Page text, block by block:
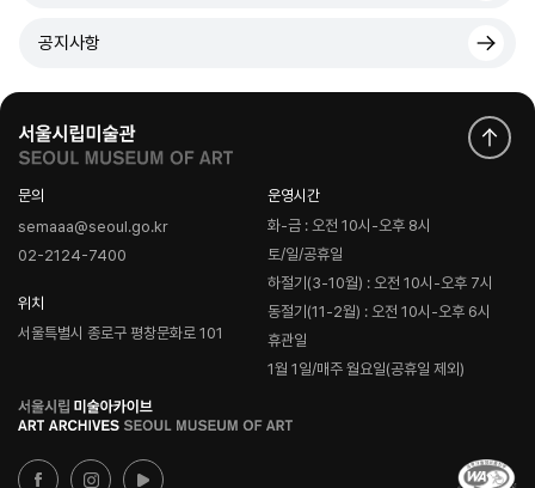
공지사항
문의
semaaa@seoul.go.kr
02-2124-7400
위치
서울특별시 종로구 평창문화로 101
운영시간
화-금 : 오전 10시-오후 8시
토/일/공휴일
하절기(3-10월) : 오전 10시-오후 7시
동절기(11-2월) : 오전 10시-오후 6시
휴관일
1월 1일/매주 월요일(공휴일 제외)
로
고